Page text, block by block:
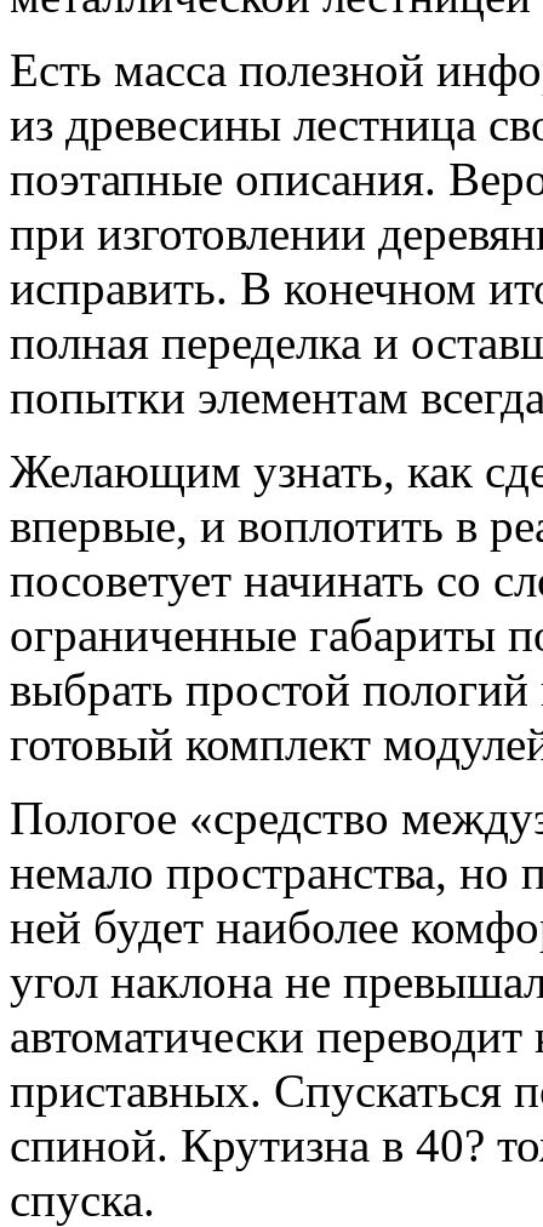
Есть масса полезной
из древесины лестница
поэтапные описания.
при изготовлении
исправить. В конечном
полная переделка и
попытки элементам
Желающим узнать, как
впервые, и воплотить в
посоветует начинать со
ограниченные габариты
выбрать простой
готовый комплект
Пологое «средство
немало пространства, но
ней будет наиболее
угол наклона не
автоматически
приставных. Спускаться
спиной. Крутизна в 40?
спуска.